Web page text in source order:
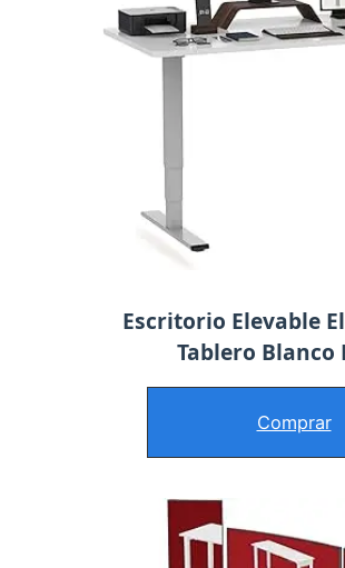
Escritorio Elevable
Tablero Blanco
Comprar